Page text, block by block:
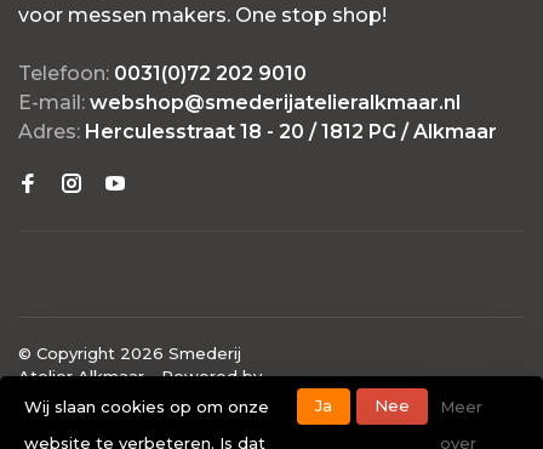
voor messen makers. One stop shop!
Telefoon: 0031(0)72 202 9010
E-mail: webshop@smederijatelieralkmaar.nl
Adres: Herculesstraat 18 - 20 / 1812 PG / Alkmaar
© Copyright 2026 Smederij
Atelier Alkmaar- Powered by
Lightspeed
- Theme by
Huysmans.me
Wij slaan cookies op om onze
website te verbeteren. Is dat
Ja Nee
Meer
over